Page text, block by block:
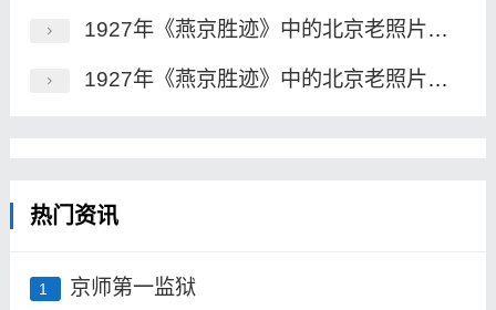
1927年《燕京胜迹》中的北京老照片（一）
1927年《燕京胜迹》中的北京老照片（二）
热门资讯
1 京师第一监狱